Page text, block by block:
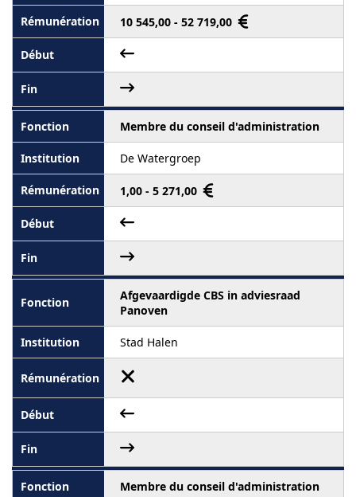
10 545,00 - 52 719,00
Membre du conseil d'administration
De Watergroep
1,00 - 5 271,00
Afgevaardigde CBS in adviesraad
Panoven
Stad Halen
Membre du conseil d'administration